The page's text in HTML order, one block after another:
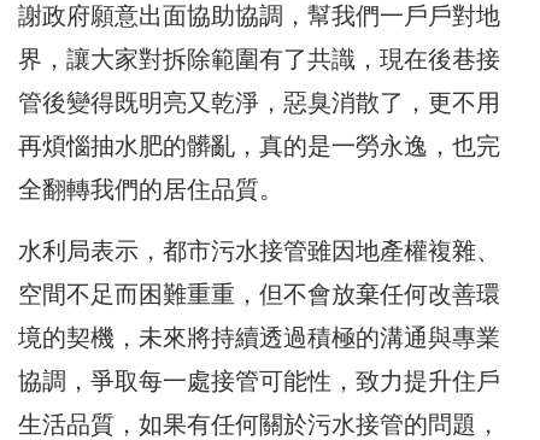
謝政府願意出面協助協調，幫我們一戶戶對地
界，讓大家對拆除範圍有了共識，現在後巷接
管後變得既明亮又乾淨，惡臭消散了，更不用
再煩惱抽水肥的髒亂，真的是一勞永逸，也完
全翻轉我們的居住品質。
水利局表示，都市污水接管雖因地產權複雜、
空間不足而困難重重，但不會放棄任何改善環
境的契機，未來將持續透過積極的溝通與專業
協調，爭取每一處接管可能性，致力提升住戶
生活品質，如果有任何關於污水接管的問題，